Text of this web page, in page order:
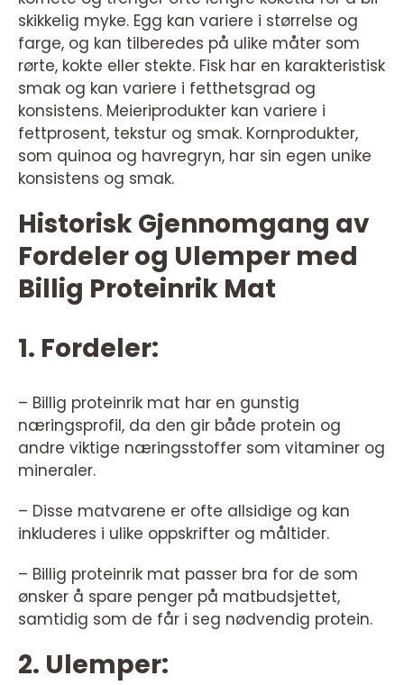
skikkelig myke. Egg kan variere i størrelse og
farge, og kan tilberedes på ulike måter som
rørte, kokte eller stekte. Fisk har en karakteristisk
smak og kan variere i fetthetsgrad og
konsistens. Meieriprodukter kan variere i
fettprosent, tekstur og smak. Kornprodukter,
som quinoa og havregryn, har sin egen unike
konsistens og smak.
Historisk Gjennomgang av
Fordeler og Ulemper med
Billig Proteinrik Mat
1. Fordeler:
– Billig proteinrik mat har en gunstig
næringsprofil, da den gir både protein og
andre viktige næringsstoffer som vitaminer og
mineraler.
– Disse matvarene er ofte allsidige og kan
inkluderes i ulike oppskrifter og måltider.
– Billig proteinrik mat passer bra for de som
ønsker å spare penger på matbudsjettet,
samtidig som de får i seg nødvendig protein.
2. Ulemper: